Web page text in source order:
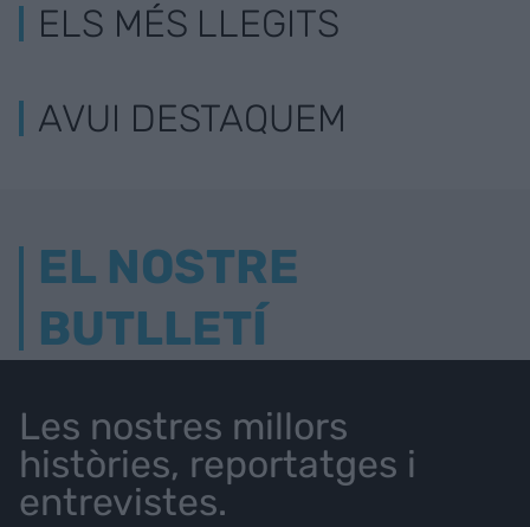
ELS MÉS LLEGITS
AVUI DESTAQUEM
EL NOSTRE
BUTLLETÍ
Les nostres millors
històries, reportatges i
entrevistes.